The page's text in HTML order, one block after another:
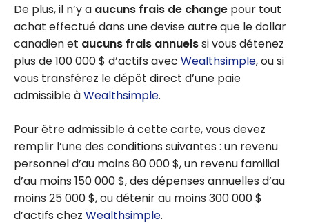
De plus, il n’y a aucuns frais de change pour tout
achat effectué dans une devise autre que le dollar
canadien et aucuns frais annuelssi vous détenez
plus de 100 000 $ d’actifs avec Wealthsimple, ou si
vous transférez le dépôt direct d’une paie
admissible àWealthsimple.
Pour être admissible à cette carte, vous devez
remplir l’une des conditions suivantes : un revenu
personnel d’au moins 80 000 $, un revenu familial
d’au moins 150 000 $, des dépenses annuelles d’au
moins 25 000 $, ou détenir au moins 300 000 $
d’actifs chez Wealthsimple.